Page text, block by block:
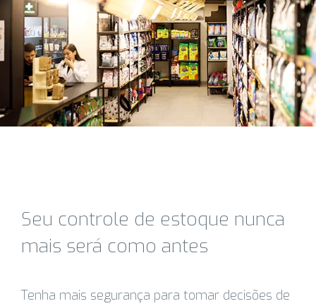
Seu controle de estoque nunca
mais será como antes
Tenha mais segurança para tomar decisões de